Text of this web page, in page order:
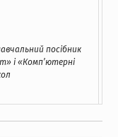
посібник
і «Комп’ютерні